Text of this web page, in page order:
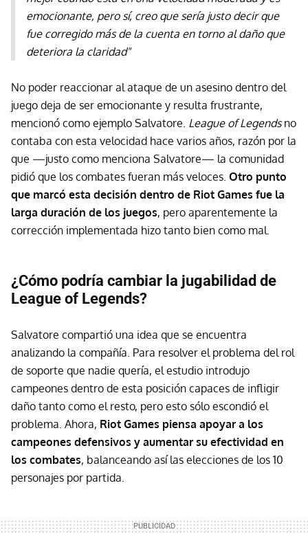
emocionante, pero sí, creo que sería justo decir que
fue corregido más de la cuenta en torno al daño que
deteriora la claridad"
No poder reaccionar al ataque de un asesino dentro del
juego deja de ser emocionante y resulta frustrante,
mencionó como ejemplo Salvatore. League of Legendsno
contaba con esta velocidad hace varios años, razón por la
que —justo como menciona Salvatore— la comunidad
pidió que los combates fueran más veloces. Otro punto
que marcó esta decisión dentro de Riot Games fue la
larga duración de los juegos, pero aparentemente la
corrección implementada hizo tanto bien como mal.
¿Cómo podría cambiar la jugabilidad de
League of Legends?
Salvatore compartió una idea que se encuentra
analizando la compañía. Para resolver el problema del rol
de soporte que nadie quería, el estudio introdujo
campeones dentro de esta posición capaces de infligir
daño tanto como el resto, pero esto sólo escondió el
problema. Ahora, Riot Games piensa apoyar a los
campeones defensivos y aumentar su efectividad en
los combates, balanceando así las elecciones de los 10
personajes por partida.